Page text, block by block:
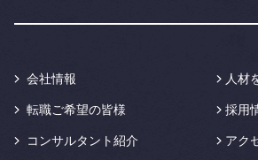
会社情報 人材
転職ご希望の皆様 採用
コンサルタント紹介 アク